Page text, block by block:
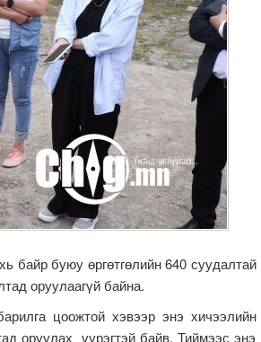
байр буюу өргөтгөлийн 640 суудалтай
оруулаагүй байна.
цоожтой хэвээр энэ хичээлийн
оруулах үүрэгтэй байв. Тиймээс энэ